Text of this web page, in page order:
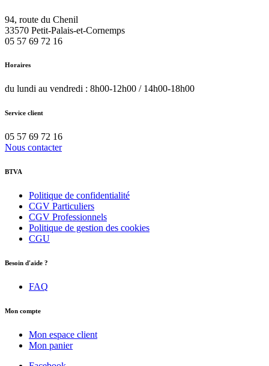
94, route du Chenil
33570 Petit-Palais-et-Cornemps
05 57 69 72 16
Horaires
du lundi au vendredi : 8h00-12h00 / 14h00-18h00
Service client
05 57 69 72 16
Nous contacter
BTVA
Politique de confidentialité
CGV Particuliers
CGV Professionnels
Politique de gestion des cookies
CGU
Besoin d'aide ?
FAQ
Mon compte
Mon espace client
Mon panier